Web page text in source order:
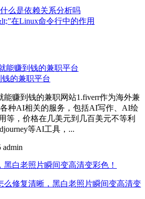
么是依赖关系分析吗
在Linux命令行中的作用
的兼职平台
能赚到钱的兼职网站1.fiverr作为海外兼
种AI相关的服务，包括AI写作、AI绘
等，价格在几美元到几百美元不等利
等AI工具，...
admin
白老照片瞬间变高清变彩色！